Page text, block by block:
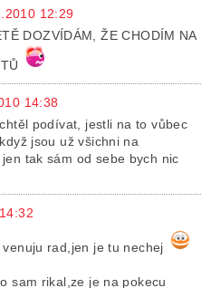
12:29
DOZVÍDÁM, ŽE CHODÍM NA
14:38
podívat, jestli na to vůbec
jsou už všichni na
tak sám od sebe bych nic
rad,jen je tu nechej
sam rikal,ze je na pokecu